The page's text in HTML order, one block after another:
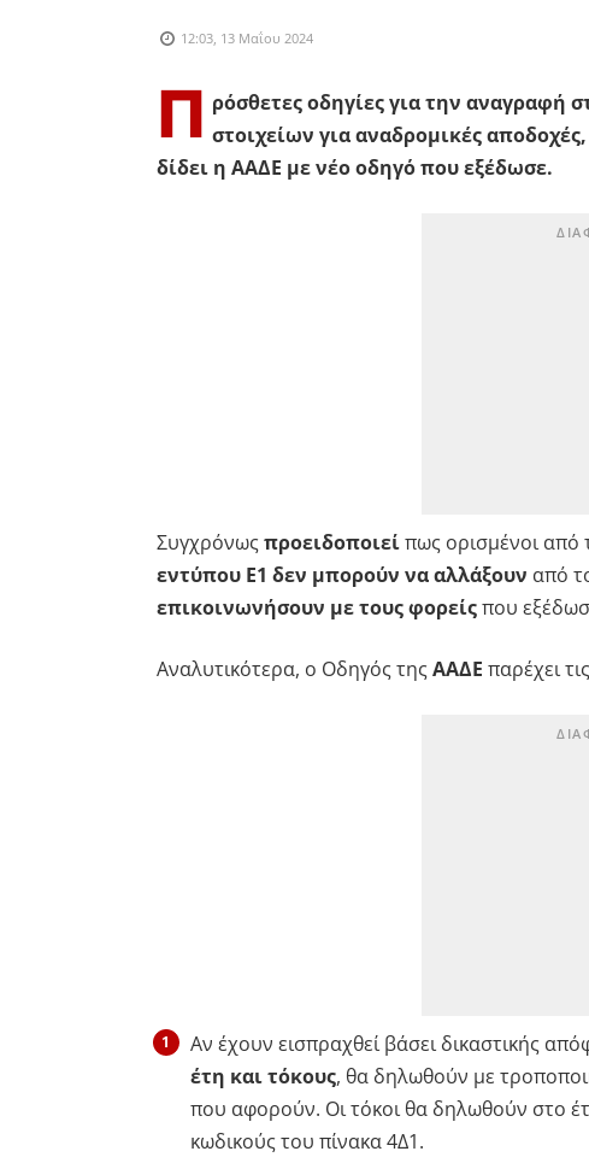
12:03, 13 Μαΐου 2024
Π
ρόσθετες οδηγίες για την αναγραφή
στοιχείων για αναδρομικές
δίδει η ΑΑΔΕ με νέο οδηγό που εξέδωσε.
Συγχρόνως προειδοποιείπως ορισμένοι από
εντύπου Ε1 δεν μπορούν να αλλάξουν από
επικοινωνήσουν με τους φορείςπου
Αναλυτικότερα, ο Οδηγός της ΑΑΔΕ παρέχει
Αν έχουν εισπραχθεί βάσει δικαστικής
έτη και τόκους, θα δηλωθούν με
που αφορούν. Οι τόκοι θα δηλωθούν στο
κωδικούς του πίνακα 4Δ1.